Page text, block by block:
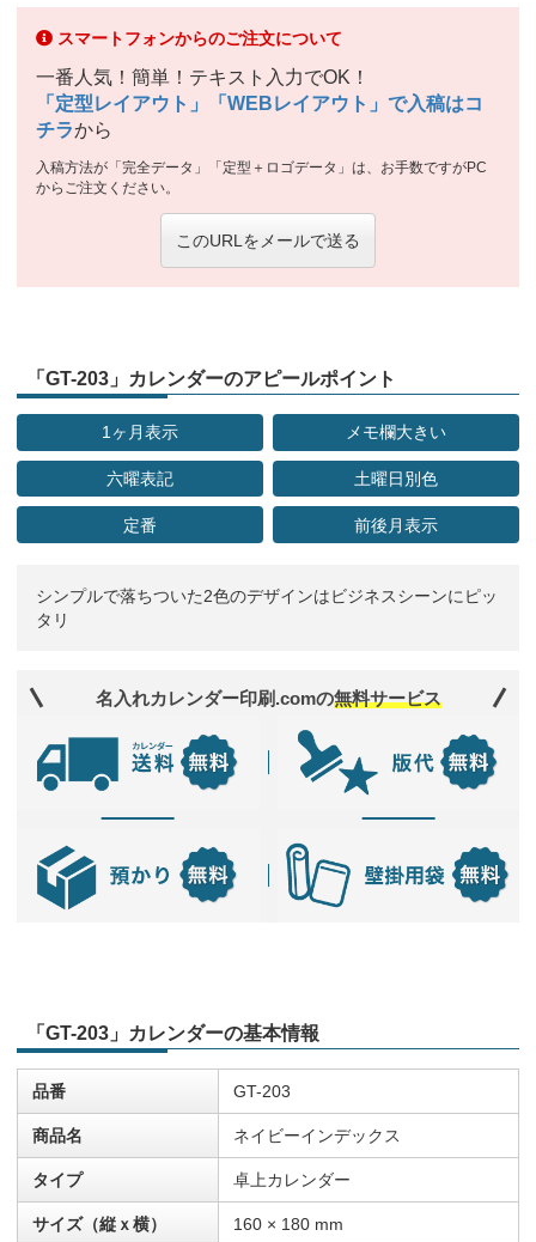
スマートフォンからのご注文について
一番人気！簡単！テキスト入力でOK！
「定型レイアウト」「WEBレイアウト」で入稿はコ
チラから
入稿方法が「完全データ」「定型＋ロゴデータ」は、お手数ですがPC
からご注文ください。
このURLをメールで送る
「GT-203」カレンダーのアピールポイント
1ヶ月表示 メモ欄大きい
六曜表記 土曜日別色
定番 前後月表示
シンプルで落ちついた2色のデザインはビジネスシーンにピッ
タリ
名入れカレンダー印刷.comの無料サービス
「GT-203」カレンダーの基本情報
品番 GT-203
商品名 ネイビーインデックス
タイプ 卓上カレンダー
サイズ（縦ｘ横） 160 × 180 mm